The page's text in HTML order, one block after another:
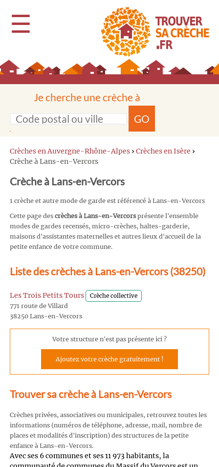
☰
Je cherche une crèche à
GO
Crèches en Auvergne-Rhône-Alpes › Crèches en Isère ›
Crèche à Lans-en-Vercors
Crèche à Lans-en-Vercors
1 crèche et autre mode de garde est référencé à Lans-en-Vercors
Cette page des crèches à Lans-en-Vercorsprésente l'ensemble
modes de gardes recensés, micro-crèches, haltes-garderie,
maisons d'assistantes maternelles et autres lieux d'accueil de la
petite enfance de votre commune.
Liste des crèches à Lans-en-Vercors (38250)
Les Trois Petits Tours Crèche collective
771 route de Villard
38250 Lans-en-Vercors
Votre structure n'est pas présente ici ?
Ajoutez votre crèche gratuitement !
Trouver sa crèche à Lans-en-Vercors
Crèches privées, associatives ou municipales, retrouvez toutes les
informations (numéros de téléphone, adresse, mail, nombre de
places et modalités d'inscription) des structures de la petite
enfance à Lans-en-Vercors.
Avec ses 6 communes et ses 11 973 habitants, la